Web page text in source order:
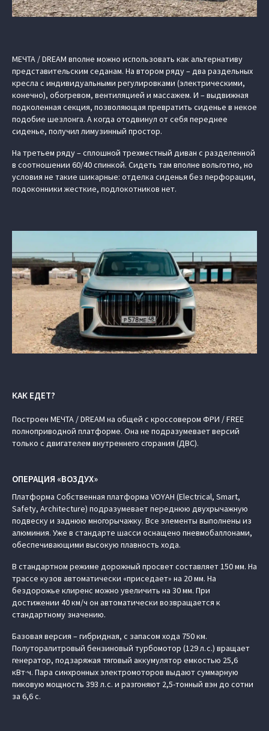
МЕЧТА / DREAM вполне можно использовать как альтернативу
представительским седанам. На втором ряду – два раздельных
кресла с индивидуальными регулировками (электрическими,
конечно), обогревом, вентиляцией и массажем. И – выдвижная
подколенная секция, позволяющая превратить сиденье в некое
подобие шезлонга. А когда отодвинул от себя переднее
сиденье, получил лимузинный простор.
На третьем ряду – сплошной трехместный диван с разделенной
в соотношении 60/40 спинкой. Сидеть там вполне вольготно, но
условия не такие шикарные: отделка сиденья без перфорации,
подоконники жесткие, подлокотников нет.
КАК ЕДЕТ?
Построен МЕЧТА / DREAM на общей c кроссовером ФРИ / FREE
полноприводной платформе. Она не подразумевает версий
только с двигателем внутреннего сгорания (ДВС).
ОПЕРАЦИЯ «ВОЗДУХ»
Платформа Cобственная платформа VOYAH (Electrical, Smart,
Safety, Architecture) подразумевает переднюю двухрычажную
подвеску и заднюю многорычажку. Все элементы выполнены из
алюминия. Уже в стандарте шасси оснащено пневмобаллонами,
обеспечивающими высокую плавность хода.
В стандартном режиме дорожный просвет составляет 150 мм. На
трассе кузов автоматически «приседает» на 20 мм. На
бездорожье клиренс можно увеличить на 30 мм. При
достижении 40 км/ч он автоматически возвращается к
стандартному значению.
Базовая версия – гибридная, с запасом хода 750 км.
Полуторалитровый бензиновый турбомотор (129 л. с.) вращает
генератор, подзаряжая тяговый аккумулятор емкостью 25,6
кВт·ч. Пара синхронных электромоторов выдают суммарную
пиковую мощность 393 л. с. и разгоняют 2,5‑тонный вэн до сотни
за 6,6 с.